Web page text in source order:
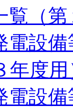
覧（
電設
年度
電設